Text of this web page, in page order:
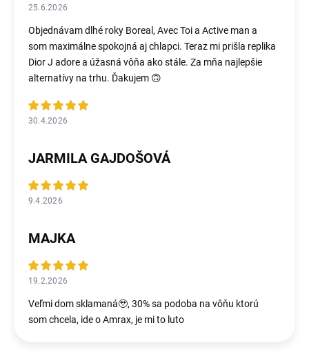
25.6.2026
Objednávam dlhé roky Boreal, Avec Toi a Active man a
som maximálne spokojná aj chlapci. Teraz mi prišla replika
Dior J adore a úžasná vôňa ako stále. Za mňa najlepšie
alternatívy na trhu. Ďakujem 🙃
30.4.2026
JARMILA GAJDOŠOVÁ
9.4.2026
MAJKA
19.2.2026
Veľmi dom sklamaná🥹, 30% sa podoba na vôňu ktorú
som chcela, ide o Amrax, je mi to luto